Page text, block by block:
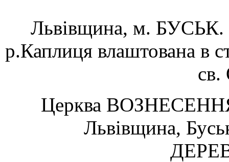
Львівщина, м.
р.Каплиця влаштована в
св.
Церква
Львівщина,